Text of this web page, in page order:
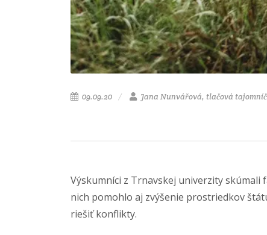
09.09.20 Jana Nunvářová, tlačová
Výskumníci z Trnavskej univerzity
nich pomohlo aj zvýšenie prostriedkov
riešiť konflikty.